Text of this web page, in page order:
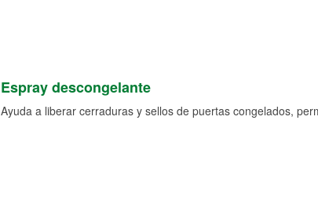
Espray descongelante
Ayuda a liberar cerraduras y sellos de puertas congelados,